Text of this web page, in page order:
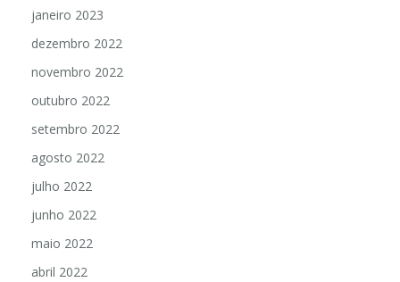
janeiro 2023
dezembro 2022
novembro 2022
outubro 2022
setembro 2022
agosto 2022
julho 2022
junho 2022
maio 2022
abril 2022